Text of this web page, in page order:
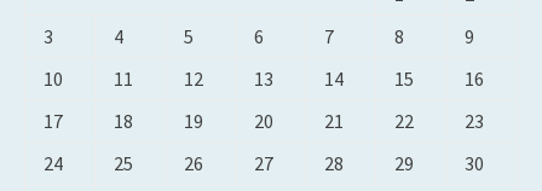
3
4 5 6 7 8
9
10
11 12 13 14 15
16
17
18 19 20 21 22
23
24
25 26 27 28 29
30